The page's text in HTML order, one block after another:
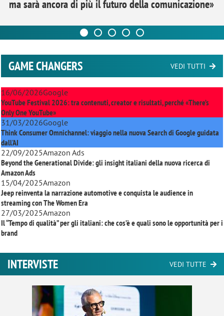
ma sarà ancora di più il futuro della comunicazione»
GAME CHANGERS VEDI TUTTI
16/06/2026Google
YouTube Festival 2026: tra contenuti, creator e risultati, perché «There’s
Only One YouTube»
31/03/2026Google
Think Consumer Omnichannel: viaggio nella nuova Search di Google guidata
dall'AI
22/09/2025Amazon Ads
Beyond the Generational Divide: gli insight italiani della nuova ricerca di
Amazon Ads
15/04/2025Amazon
Jeep reinventa la narrazione automotive e conquista le audience in
streaming conThe Women Era
27/03/2025Amazon
Il “Tempo di qualità” per gli italiani: che cos’è e quali sono le opportunità per i
brand
INTERVISTE VEDI TUTTE